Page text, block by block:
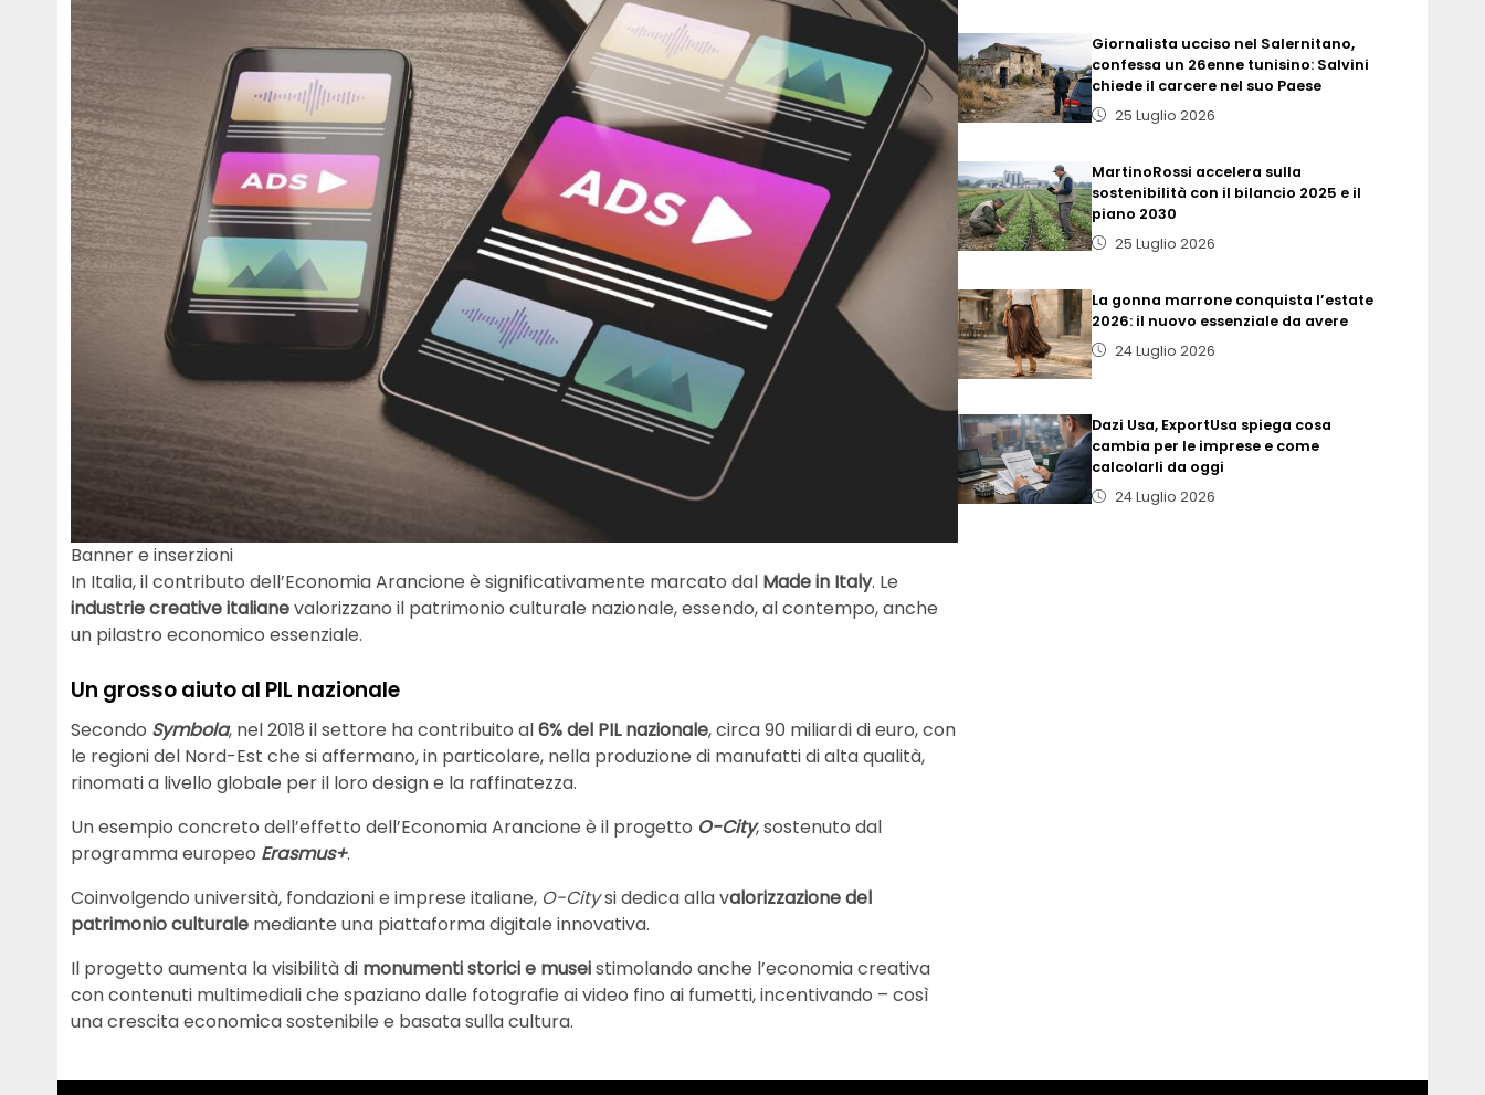
Banner e inserzioni
In Italia, il contributo dell’Economia Arancione è significativamente marcato dal Made in Italy. Le
industrie creative italianevalorizzano il patrimonio culturale nazionale, essendo, al contempo, anche
un pilastro economico essenziale.
Un grosso aiuto al PIL nazionale
Secondo Symbola, nel 2018 il settore ha contribuito al6% del PIL nazionale, circa 90 miliardi di euro, con
le regioni del Nord-Est che si affermano, in particolare, nella produzione di manufatti di alta qualità,
rinomati a livello globale per il loro design e la raffinatezza.
Un esempio concreto dell’effetto dell’Economia Arancione è il progetto O-City, sostenuto dal
programma europeo Erasmus+.
Coinvolgendo università, fondazioni e imprese italiane, O-Citysi dedica alla valorizzazione del
patrimonio culturale mediante una piattaforma digitale innovativa.
Il progetto aumenta la visibilità di monumenti storici e museistimolando anche l’economia creativa
con contenuti multimediali che spaziano dalle fotografie ai video fino ai fumetti, incentivando – così
una crescita economica sostenibile e basata sulla cultura.
Giornalista ucciso nel Salernitano,
confessa un 26enne tunisino: Salvini
chiede il carcere nel suo Paese
25 Luglio 2026
MartinoRossi accelera sulla
sostenibilità con il bilancio 2025 e il
piano 2030
25 Luglio 2026
La gonna marrone conquista l’estate
2026: il nuovo essenziale da avere
24 Luglio 2026
Dazi Usa, ExportUsa spiega cosa
cambia per le imprese e come
calcolarli da oggi
24 Luglio 2026